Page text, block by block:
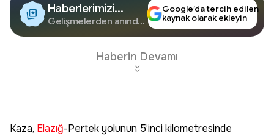
Haberlerimizi
Google'da Takip
Edin
Gelişmelerden anında
Google’da tercih edilen
kaynak olarak ekleyin
Haberin Devamı
Kaza, Elazığ-Pertek yolunun 5’inci kilometresinde